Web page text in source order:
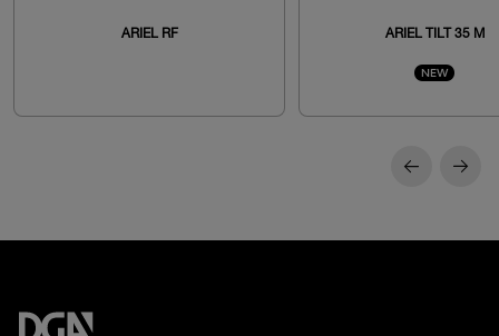
ARIEL RF ARIEL TILT 35 M
NEW